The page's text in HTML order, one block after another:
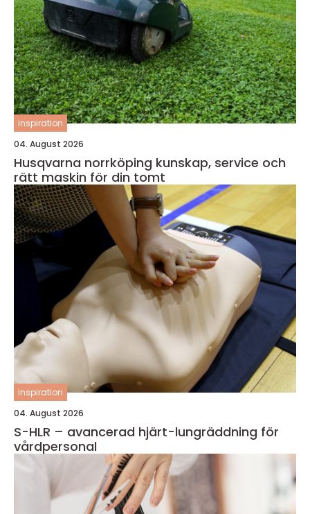
inspiration
04. August 2026
Husqvarna norrköping kunskap, service och
rätt maskin för din tomt
inspiration
04. August 2026
S-HLR – avancerad hjärt-lungräddning för
vårdpersonal